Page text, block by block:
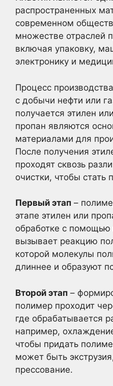
распространенных
современном
множестве отраслей
включая упаковку,
электронику и
Процесс
с добычи нефти или
получается этилен
пропан являются
материалами для
После получения
проходят сквозь
очистки, чтобы стать
Первый этап –
этапе этилен или
обработке с помощью
вызывает реакцию
которой молекулы
длиннее и образуют
Второй этап –
полимер проходит
где обрабатывается
например,
чтобы придать
может быть
прессование.